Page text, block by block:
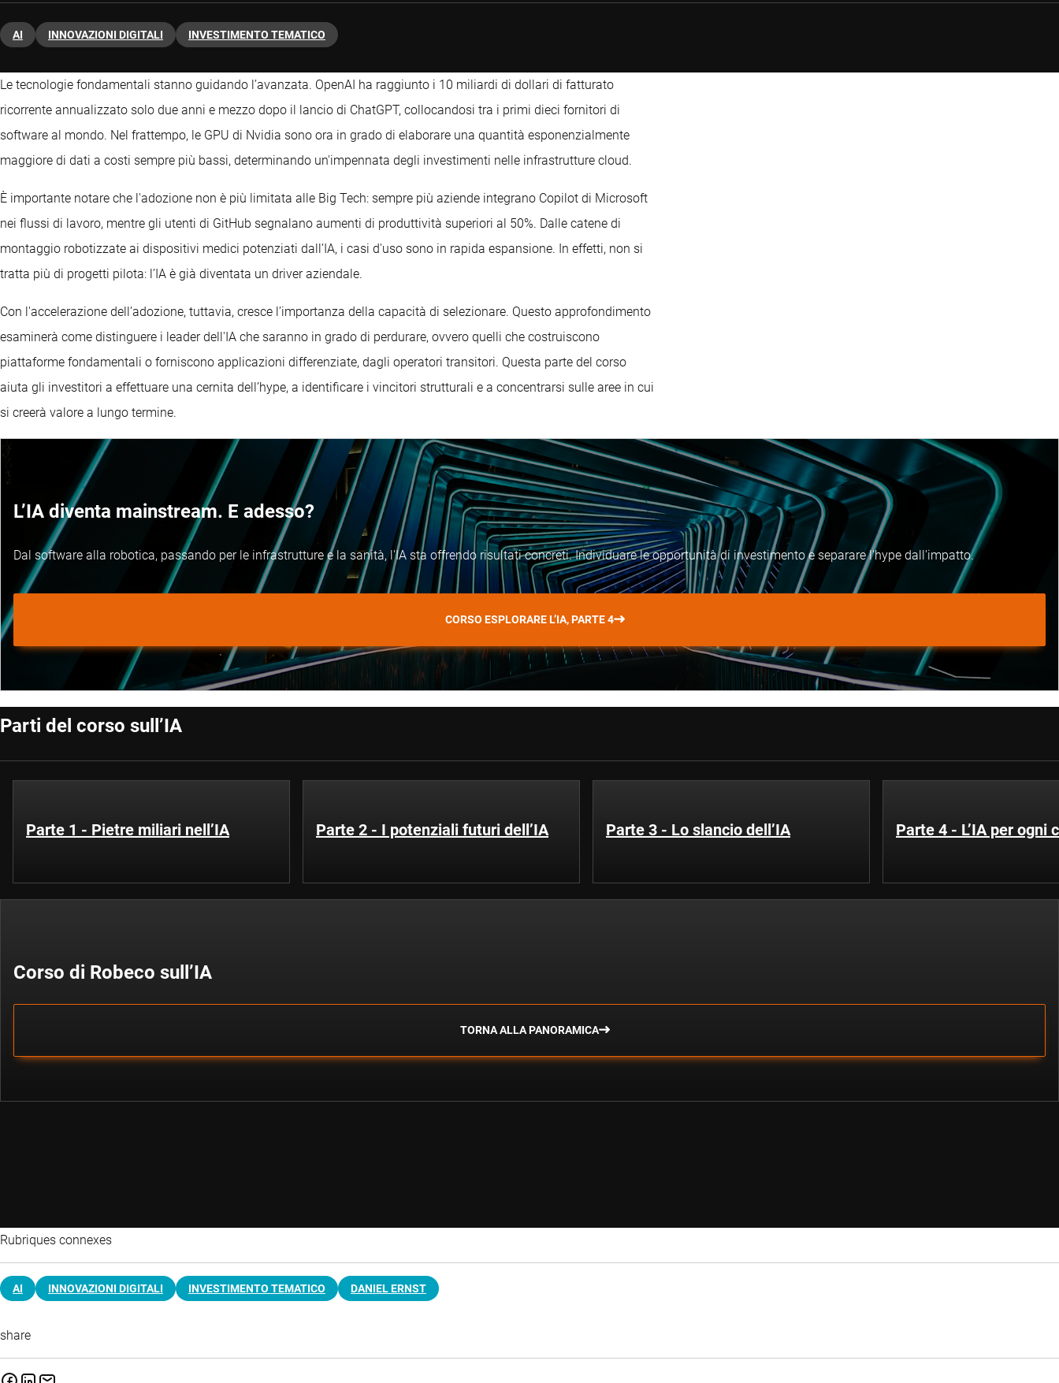
AI INNOVAZIONI DIGITALI INVESTIMENTO TEMATICO
Le tecnologie fondamentali stanno guidando l’avanzata. OpenAI ha raggiunto i 10 miliardi di dollari di fatturato
ricorrente annualizzato solo due anni e mezzo dopo il lancio di ChatGPT, collocandosi tra i primi dieci fornitori di
software al mondo. Nel frattempo, le GPU di Nvidia sono ora in grado di elaborare una quantità esponenzialmente
maggiore di dati a costi sempre più bassi, determinando un'impennata degli investimenti nelle infrastrutture cloud.
È importante notare che l'adozione non è più limitata alle Big Tech: sempre più aziende integrano Copilot di Microsoft
nei flussi di lavoro, mentre gli utenti di GitHub segnalano aumenti di produttività superiori al 50%. Dalle catene di
montaggio robotizzate ai dispositivi medici potenziati dall’IA, i casi d'uso sono in rapida espansione. In effetti, non si
tratta più di progetti pilota: l’IA è già diventata un driver aziendale.
Con l'accelerazione dell’adozione, tuttavia, cresce l’importanza della capacità di selezionare. Questo approfondimento
esaminerà come distinguere i leader dell'IA che saranno in grado di perdurare, ovvero quelli che costruiscono
piattaforme fondamentali o forniscono applicazioni differenziate, dagli operatori transitori. Questa parte del corso
aiuta gli investitori a effettuare una cernita dell’hype, a identificare i vincitori strutturali e a concentrarsi sulle aree in cui
si creerà valore a lungo termine.
L’IA diventa mainstream. E adesso?
Dal software alla robotica, passando per le infrastrutture e la sanità, l'IA sta offrendo risultati concreti. Individuare le opportunità di investimento e separare l'hype dall'impatto.
CORSO ESPLORARE L’IA, PARTE 4
Parti del corso sull’IA
Parte 1 - Pietre miliari nell’IA Parte 2 - I potenziali futuri dell’IA Parte 3 - Lo slancio dell’IA Parte 4 - L’IA per ogni
Corso di Robeco sull’IA
TORNA ALLA PANORAMICA
Rubriques connexes
AI INNOVAZIONI DIGITALI INVESTIMENTO TEMATICO DANIEL ERNST
share